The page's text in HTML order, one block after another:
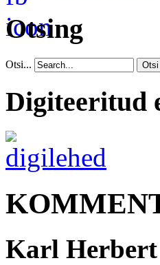
Otsing
Otsi... Otsi
Digiteeritud
Karl